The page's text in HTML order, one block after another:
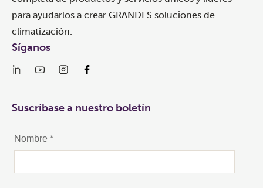
para ayudarlos a crear GRANDES soluciones de
climatización.
Síganos
Suscríbase a nuestro boletín